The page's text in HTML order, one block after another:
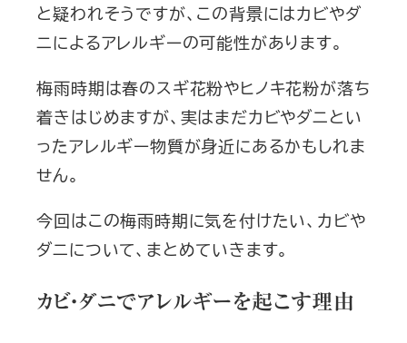
と疑われそうですが、この背景にはカビやダ
ニによるアレルギーの可能性があります。
梅雨時期は春のスギ花粉やヒノキ花粉が落ち
着きはじめますが、実はまだカビやダニとい
ったアレルギー物質が身近にあるかもしれま
せん。
今回はこの梅雨時期に気を付けたい、カビや
ダニについて、まとめていきます。
カビ・ダニでアレルギーを起こす理由